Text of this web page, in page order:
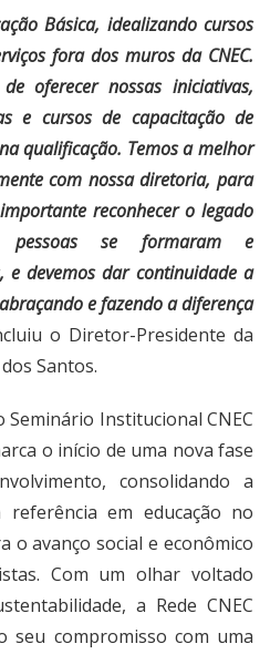
Básica, idealizando cursos
fora dos muros da CNEC.
oferecer nossas iniciativas,
e cursos de capacitação de
qualificação. Temos a melhor
com nossa diretoria, para
reconhecer o legado
pessoas se formaram e
e devemos dar continuidade a
e fazendo a diferença
o Diretor-Presidente da
Santos.
Seminário Institucional CNEC
o início de uma nova fase
consolidando a
referência em educação no
o avanço social e econômico
Com um olhar voltado
a Rede CNEC
seu compromisso com uma